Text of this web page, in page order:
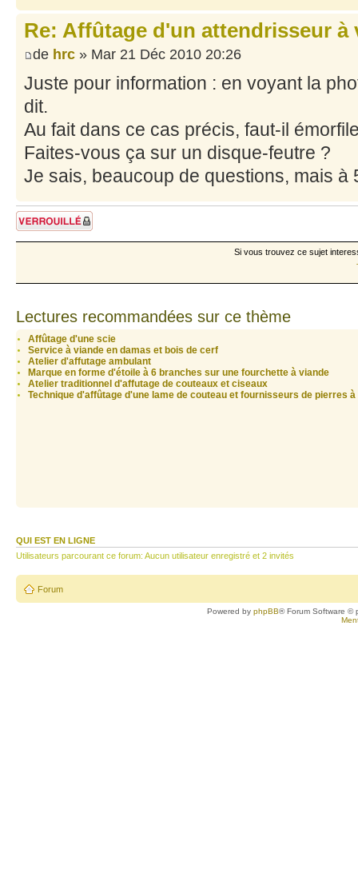
Re: Affûtage d'un attendrisseur à
de hrc » Mar 21 Déc 2010 20:26
Juste pour information : en voyant la
dit.
Au fait dans ce cas précis, faut-il
Faites-vous ça sur un disque-feutre ?
Je sais, beaucoup de questions, mais à
Sujet verrouillé
Si vous trouvez ce sujet
Lectures recommandées sur ce thème
Affûtage d'une scie
Service à viande en damas et bois de cerf
Atelier d'affutage ambulant
Marque en forme d'étoile à 6 branches sur une fourchette à viande
Atelier traditionnel d'affutage de couteaux et ciseaux
Technique d'affûtage d'une lame de couteau et fournisseurs de pierres
QUI EST EN LIGNE
Utilisateurs parcourant ce forum: Aucun utilisateur enregistré et 2 invités
Forum
Powered byphpBB® Forum Software ©